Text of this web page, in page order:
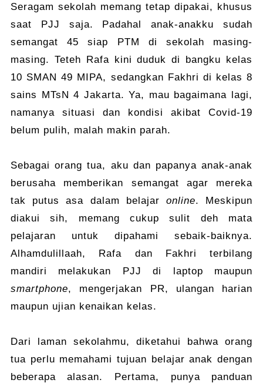
Seragam sekolah memang tetap dipakai, khusus
saat PJJ saja. Padahal anak-anakku sudah
semangat 45 siap PTM di sekolah masing-
masing. Teteh Rafa kini duduk di bangku kelas
10 SMAN 49 MIPA, sedangkan Fakhri di kelas 8
sains MTsN 4 Jakarta. Ya, mau bagaimana lagi,
namanya situasi dan kondisi akibat Covid-19
belum pulih, malah makin parah.
Sebagai orang tua, aku dan papanya anak-anak
berusaha memberikan semangat agar mereka
tak putus asa dalam belajar online. Meskipun
diakui sih, memang cukup sulit deh mata
pelajaran untuk dipahami sebaik-baiknya.
Alhamdulillaah, Rafa dan Fakhri terbilang
mandiri melakukan PJJ di laptop maupun
smartphone, mengerjakan PR, ulangan harian
maupun ujian kenaikan kelas.
Dari laman sekolahmu, diketahui bahwa orang
tua perlu memahami tujuan belajar anak dengan
beberapa alasan. Pertama, punya panduan